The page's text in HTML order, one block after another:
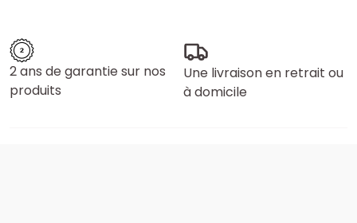
2 ans de garantie sur nos
produits
Une livraison en retrait ou
à domicile